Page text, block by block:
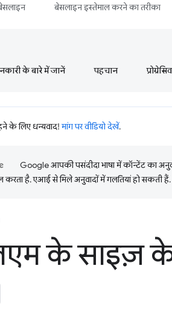
बेसलाइन इस्तेमाल करने का तरीका
के बारे में जानें पहचान
के लिए धन्यवाद!मांग पर वीडियो देखें.
Google आपकी पसंदीदा भाषा में कॉन्टेंट का
करता है. एआई से मिले अनुवादों में गलतियां हो सकती हैं.
के साइज़ के